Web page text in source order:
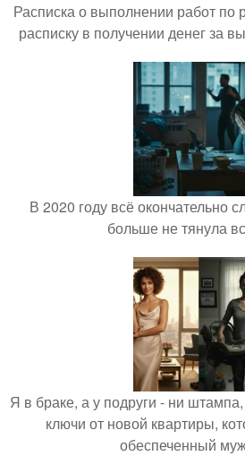
Расписка о выполнении работ по
расписку в получении денег за
В 2020 году всё окончательно
больше не тянула
Я в браке, а у подруги - ни штампа,
ключи от новой квартиры,
обеспеченный